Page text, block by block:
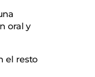
oral y
el resto